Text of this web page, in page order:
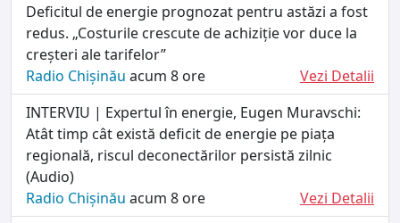
Deficitul de energie prognozat pentru astăzi a fost
redus. „Costurile crescute de achiziție vor duce la
creșteri ale tarifelor”
Radio Chișinău acum 8 ore
Vezi Detalii
INTERVIU | Expertul în energie, Eugen Muravschi:
Atât timp cât există deficit de energie pe piața
regională, riscul deconectărilor persistă zilnic
(Audio)
Radio Chișinău acum 8 ore
Vezi Detalii